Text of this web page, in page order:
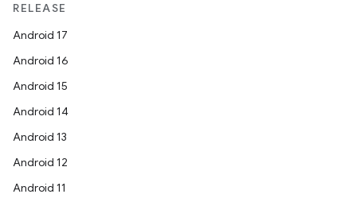
RELEASE
Android 17
Android 16
Android 15
Android 14
Android 13
Android 12
Android 11